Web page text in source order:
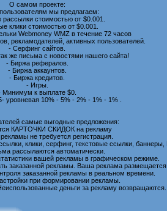
О самом проекте:
мы предлагаем:
стоимостью от $0.001.
клики стоимостью от $0.001.
Webmoney WMZ в течение 72 часов
рекламодателей, активных пользователей.
- Серфинг сайтов.
же письма с новостями нашего сайта!
- Биржа рефералов.
- Биржа аккаунтов.
- Биржа кредитов.
- Игры.
Минимум к выплате $0.
уровневая 10% - 5% - 2% - 1% - 1% .
самые выгодные предложения:
КАРТОЧКИ СКИДОК на рекламу
не требуется регистрация.
клики, серфинг, текстовые ссылки, баннеры,
рассылаются автоматически.
вашей рекламы в графическом режиме.
заказанной рекламы. Ваша реклама размещается
заказанной рекламы в реальном времени.
при формировании рекламы.
деньги за рекламу возвращаются.